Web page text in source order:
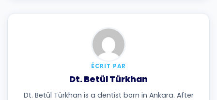
ÉCRIT PAR
Dt. Betül Türkhan
Dt. Betül Türkhan is a dentist born in Ankara. After